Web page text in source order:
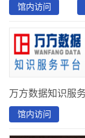
馆内访问
馆内访问